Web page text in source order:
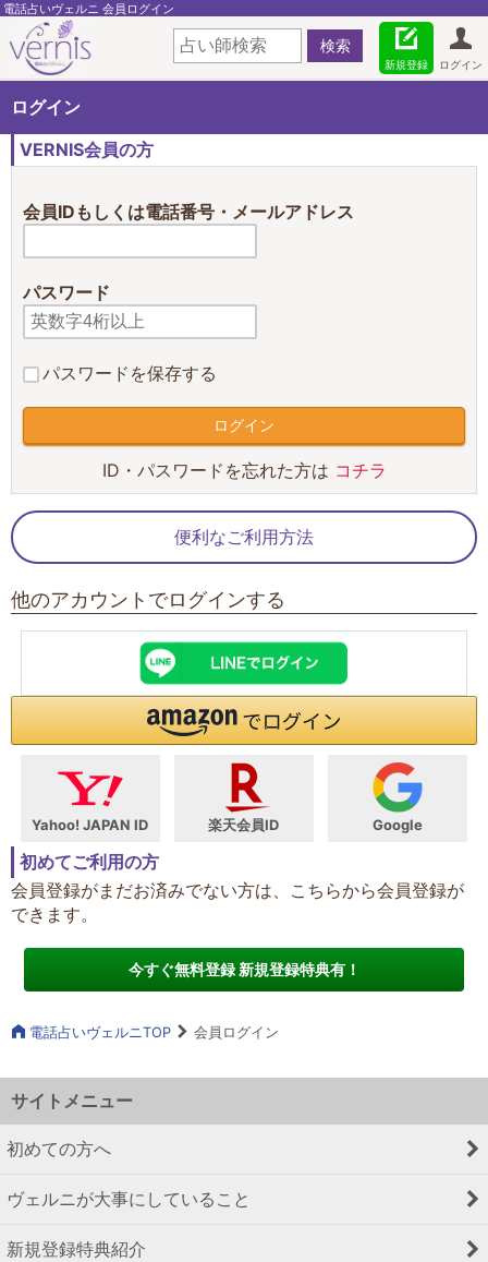
電話占いヴェルニ 会員ログイン
ログイン
新規登録
ログイン
VERNIS会員の方
会員IDもしくは電話番号・メールアドレス
パスワード
パスワードを保存する
ID・パスワードを忘れた方は コチラ
便利なご利用方法
他のアカウントでログインする
Yahoo! JAPAN ID 楽天会員ID Google
初めてご利用の方
会員登録がまだお済みでない方は、こちらから会員登録が
できます。
今すぐ無料登録 新規登録特典有！
電話占いヴェルニTOP 会員ログイン
サイトメニュー
初めての方へ
ヴェルニが大事にしていること
新規登録特典紹介